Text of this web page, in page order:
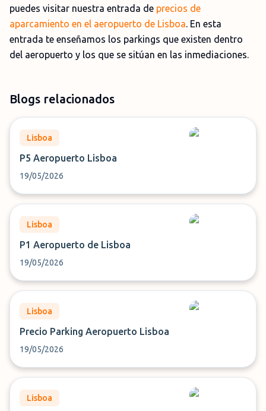
puedes visitar nuestra entrada de precios de
aparcamiento en el aeropuerto de Lisboa. En esta
entrada te enseñamos los parkings que existen dentro
del aeropuerto y los que se sitúan en las inmediaciones.
Blogs relacionados
Lisboa
P5 Aeropuerto Lisboa
19/05/2026
Lisboa
P1 Aeropuerto de Lisboa
19/05/2026
Lisboa
Precio Parking Aeropuerto Lisboa
19/05/2026
Lisboa